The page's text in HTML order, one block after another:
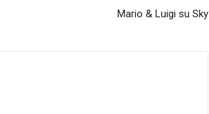
Mario & Luigi su Sky